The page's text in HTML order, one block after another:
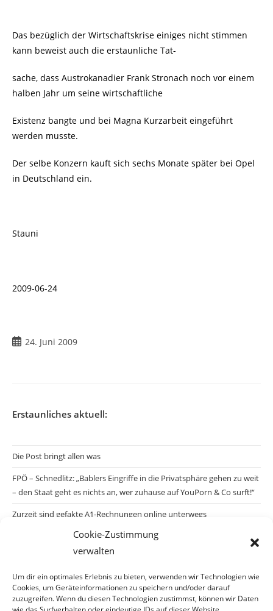
Cookie-Zustimmung
verwalten
Um dir ein optimales Erlebnis zu bieten, verwenden wir Technologien wie
Cookies, um Geräteinformationen zu speichern und/oder darauf
zuzugreifen. Wenn du diesen Technologien zustimmst, können wir Daten
Das bezüglich der Wirtschaftskrise einiges nicht stimmen
kann beweist auch die erstaunliche Tat-
sache, dass Austrokanadier Frank Stronach noch vor einem
halben Jahr um seine wirtschaftliche
Existenz bangte und bei Magna Kurzarbeit eingeführt
werden musste.
Der selbe Konzern kauft sich sechs Monate später bei Opel
in Deutschland ein.
Stauni
2009-06-24
Beitrag
24. Juni 2009
Erstaunliches aktuell:
Die Post bringt allen was
FPÖ – Schnedlitz: „Bablers Eingriffe in die Privatsphäre gehen zu weit
– den Staat geht es nichts an, wer zuhause auf YouPorn & Co surft!“
Zurzeit sind gefakte A1-Rechnungen online unterwegs
Salzburgs Juden und ihre Sicherheit: „Erst nach einem Anschlag wäre
die Gefahr endlich konkret!“
Biologisches Wunder in Ceuta
Ein vermeintliches Abschiebemärchen